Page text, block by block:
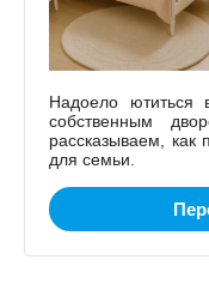
Надоело
собственным
рассказываем,
для семьи.